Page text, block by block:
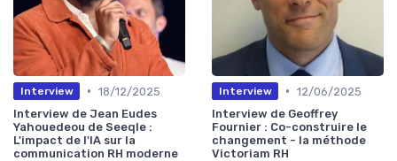
Interview • 18/12/2025
Interview de Jean Eudes
Yahouedeou de Seeqle :
L'impact de l'IA sur la
communication RH moderne
Interview • 12/06/2025
Interview de Geoffrey
Fournier : Co-construire le
changement - la méthode
Victoriam RH